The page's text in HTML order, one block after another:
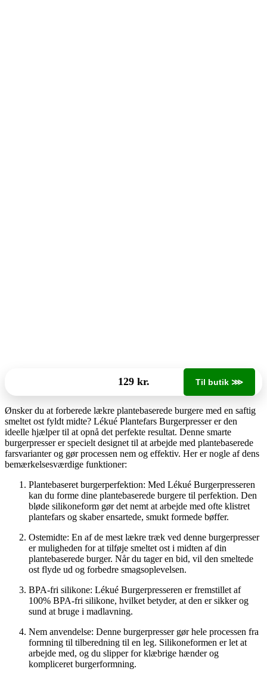
129 kr. Til butik ⋙
Ønsker du at forberede lækre plantebaserede burgere med en saftig
smeltet ost fyldt midte? Lékué Plantefars Burgerpresser er den
ideelle hjælper til at opnå det perfekte resultat. Denne smarte
burgerpresser er specielt designet til at arbejde med plantebaserede
farsvarianter og gør processen nem og effektiv. Her er nogle af dens
bemærkelsesværdige funktioner:
Plantebaseret burgerperfektion: Med Lékué Burgerpresseren
kan du forme dine plantebaserede burgere til perfektion. Den
bløde silikoneform gør det nemt at arbejde med ofte klistret
plantefars og skaber ensartede, smukt formede bøffer.
Ostemidte: En af de mest lækre træk ved denne burgerpresser
er muligheden for at tilføje smeltet ost i midten af din
plantebaserede burger. Når du tager en bid, vil den smeltede
ost flyde ud og forbedre smagsoplevelsen.
BPA-fri silikone: Lékué Burgerpresseren er fremstillet af
100% BPA-fri silikone, hvilket betyder, at den er sikker og
sund at bruge i madlavning.
Nem anvendelse: Denne burgerpresser gør hele processen fra
formning til tilberedning til en leg. Silikoneformen er let at
arbejde med, og du slipper for klæbrige hænder og
kompliceret burgerformning.